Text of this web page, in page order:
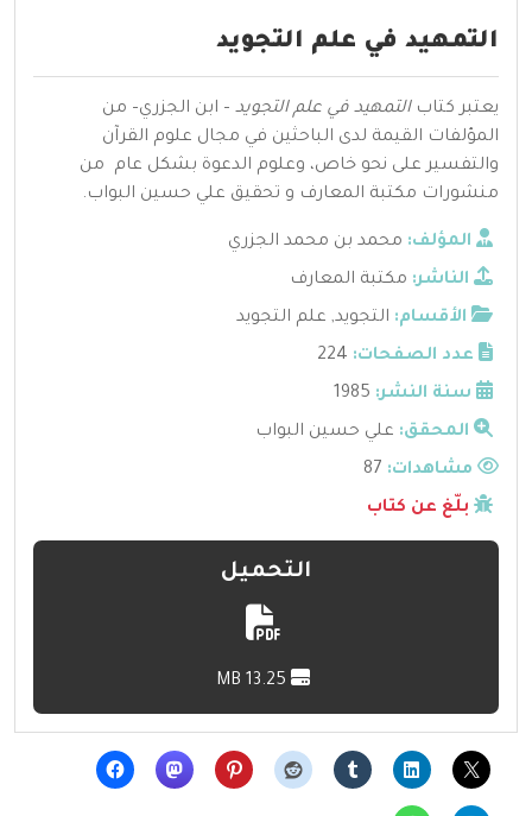
التمهيد في علم التجويد
يعتبر كتابالتمهيد في علم التجويد – ابن الجزري– من
المؤلفات القيمة لدى الباحثين في مجال علوم القرآن
والتفسير على نحو خاص، وعلوم الدعوة بشكل عام من
منشورات مكتبة المعارف و تحقيق علي حسين البواب.
المؤلف: محمد بن محمد الجزري
الناشر: مكتبة المعارف
الأقسام: التجويد, علم التجويد
عدد الصفحات: 224
سنة النشر: 1985
المحقق: علي حسين البواب
مشاهدات:
بلّغ عن كتاب
التحميل